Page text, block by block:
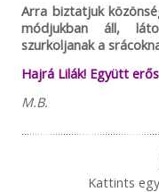
Arra biztatjuk
módjukban áll,
szurkoljanak a
Hajrá Lilák! Együtt
M.B.
Kattints